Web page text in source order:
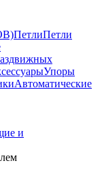
ПетлиПетли
Упоры
Автоматические
и